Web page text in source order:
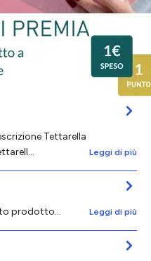
Tettarella
Leggi di più
prodotto...
Leggi di più